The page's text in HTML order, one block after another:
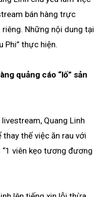
bán hàng trực
Những nội dung tại
Phi” thực hiện.
quảng cáo “lố” sản
Quang Linh
thế việc ăn rau với
viên kẹo tương đương